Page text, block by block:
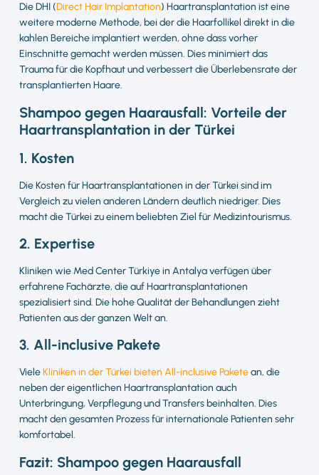
Die DHI (Direct Hair Implantation) Haartransplantation ist eine
weitere moderne Methode, bei der die Haarfollikel direkt in die
kahlen Bereiche implantiert werden, ohne dass vorher
Einschnitte gemacht werden müssen. Dies minimiert das
Trauma für die Kopfhaut und verbessert die Überlebensrate der
transplantierten Haare.
Shampoo gegen Haarausfall: Vorteile der
Haartransplantation in der Türkei
1. Kosten
Die Kosten für Haartransplantationen in der Türkei sind im
Vergleich zu vielen anderen Ländern deutlich niedriger. Dies
macht die Türkei zu einem beliebten Ziel für Medizintourismus.
2. Expertise
Kliniken wie Med Center Türkiye in Antalya verfügen über
erfahrene Fachärzte, die auf Haartransplantationen
spezialisiert sind. Die hohe Qualität der Behandlungen zieht
Patienten aus der ganzen Welt an.
3. All-inclusive Pakete
VieleKliniken in der Türkei bieten All-inclusive Paketean, die
neben der eigentlichen Haartransplantation auch
Unterbringung, Verpflegung und Transfers beinhalten. Dies
macht den gesamten Prozess für internationale Patienten sehr
komfortabel.
Fazit: Shampoo gegen Haarausfall